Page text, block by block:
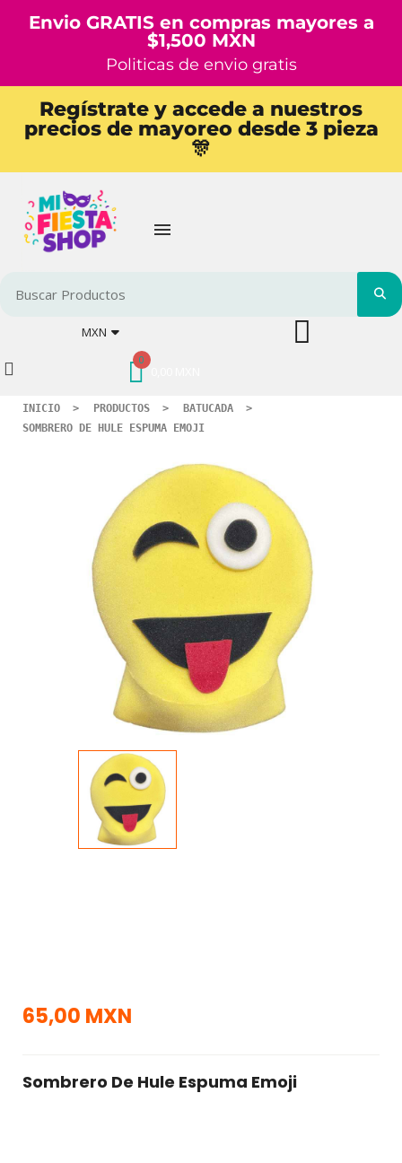
Envio GRATIS en compras mayores a
$1,500 MXN
Politicas de envio gratis
Regístrate y accede a nuestros
precios de mayoreo desde 3 pieza
🎊
MXN
INICIO PRODUCTOS
BATUCADA
SOMBRERO DE HULE ESPUMA EMOJI
65,00 MXN
Sombrero De Hule Espuma Emoji